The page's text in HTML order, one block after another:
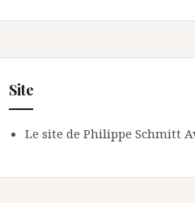
Site
Le site de Philippe Schmitt